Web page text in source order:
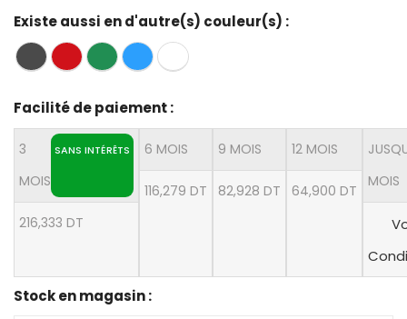
Existe aussi en d'autre(s) couleur(s) :
Facilité de paiement :
3
MOIS
SANS INTÉRÊTS
216,333 DT
6 MOIS
116,279 DT
9 MOIS
82,928 DT
12 MOIS
64,900 DT
MOIS
Stock en magasin :